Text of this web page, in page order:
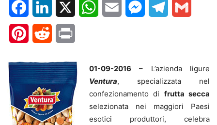
FacebookLinkedIn WhatsApp
Email MessengerTelegram
PinterestReddit
01-09-2016 – L’azienda ligure
Ventura, specializzata nel
confezionamento di frutta secca
selezionata nei maggiori Paesi
esotici produttori, celebra